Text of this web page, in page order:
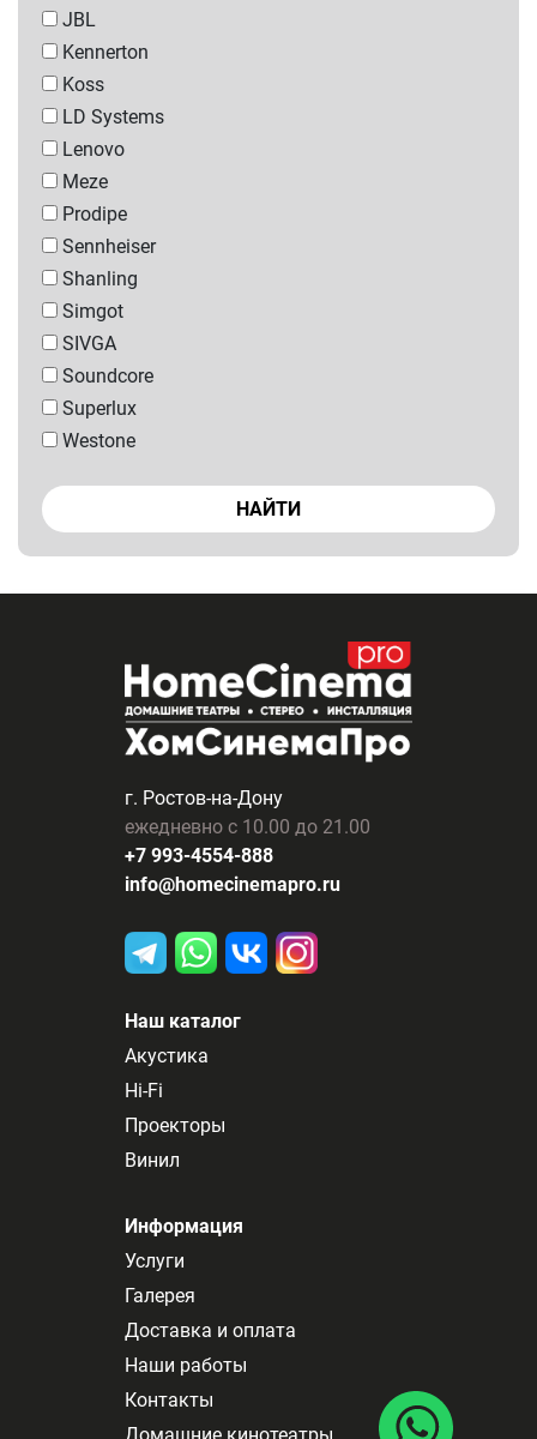
JBL
Kennerton
Koss
LD Systems
Lenovo
Meze
Prodipe
Sennheiser
Shanling
Simgot
SIVGA
Soundcore
Superlux
Westone
НАЙТИ
г. Ростов-на-Дону
ежедневно с 10.00 до 21.00
+7 993-4554-888
info@homecinemapro.ru
Наш каталог
Акустика
Hi-Fi
Проекторы
Винил
Информация
Услуги
Галерея
Доставка и оплата
Наши работы
Контакты
Домашние кинотеатры